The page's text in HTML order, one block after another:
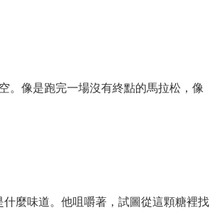
。像是跑完一場沒有終點的馬拉松，像
麼味道。他咀嚼著，試圖從這顆糖裡找